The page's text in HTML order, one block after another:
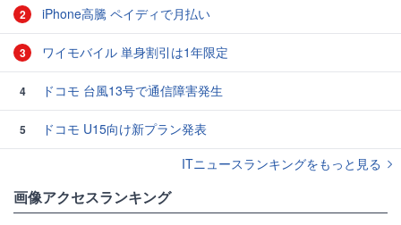
2 iPhone高騰 ペイディで月払い
3 ワイモバイル 単身割引は1年限定
4 ドコモ 台風13号で通信障害発生
5
ドコモ U15向け新プラン発表
ITニュースランキングをもっと見る
画像アクセスランキング